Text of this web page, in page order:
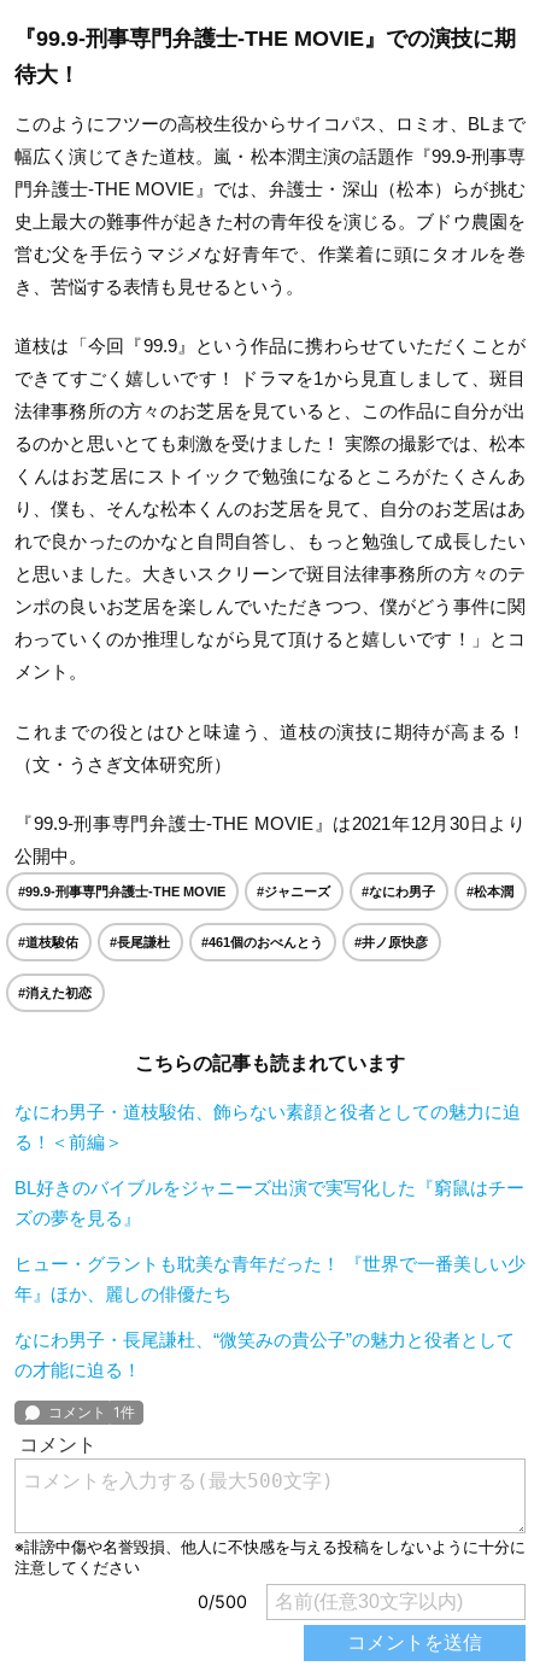
『99.9-刑事専門弁護士-THE MOVIE』での演技に期
待大！
このようにフツーの高校生役からサイコパス、ロミオ、BLまで
幅広く演じてきた道枝。嵐・松本潤主演の話題作『99.9-刑事専
門弁護士-THE MOVIE』では、弁護士・深山（松本）らが挑む
史上最大の難事件が起きた村の青年役を演じる。ブドウ農園を
営む父を手伝うマジメな好青年で、作業着に頭にタオルを巻
き、苦悩する表情も見せるという。
道枝は「今回『99.9』という作品に携わらせていただくことが
できてすごく嬉しいです！ ドラマを1から見直しまして、斑目
法律事務所の方々のお芝居を見ていると、この作品に自分が出
るのかと思いとても刺激を受けました！ 実際の撮影では、松本
くんはお芝居にストイックで勉強になるところがたくさんあ
り、僕も、そんな松本くんのお芝居を見て、自分のお芝居はあ
れで良かったのかなと自問自答し、もっと勉強して成長したい
と思いました。大きいスクリーンで斑目法律事務所の方々のテ
ンポの良いお芝居を楽しんでいただきつつ、僕がどう事件に関
わっていくのか推理しながら見て頂けると嬉しいです！」とコ
メント。
これまでの役とはひと味違う、道枝の演技に期待が高まる！
（文・うさぎ文体研究所）
『99.9-刑事専門弁護士-THE MOVIE』は2021年12月30日より
公開中。
#99.9-刑事専門弁護士-THE MOVIE #ジャニーズ #なにわ男子 #松本潤
#道枝駿佑 #長尾謙杜 #461個のおべんとう #井ノ原快彦
#消えた初恋
こちらの記事も読まれています
なにわ男子・道枝駿佑、飾らない素顔と役者としての魅力に迫
る！＜前編＞
BL好きのバイブルをジャニーズ出演で実写化した『窮鼠はチー
ズの夢を見る』
ヒュー・グラントも耽美な青年だった！ 『世界で一番美しい少
年』ほか、麗しの俳優たち
なにわ男子・長尾謙杜、“微笑みの貴公子”の魅力と役者として
の才能に迫る！